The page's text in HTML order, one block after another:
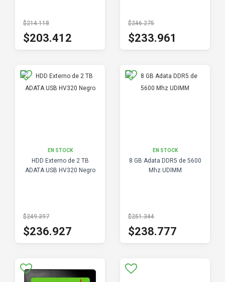
$214.118
$203.412
$246.275
$233.961
EN STOCK
HDD Externo de 2 TB
ADATA USB HV320 Negro
$249.397
$236.927
EN STOCK
8 GB Adata DDR5 de 5600
Mhz UDIMM
$251.344
$238.777